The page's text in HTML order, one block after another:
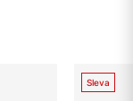
Sleva